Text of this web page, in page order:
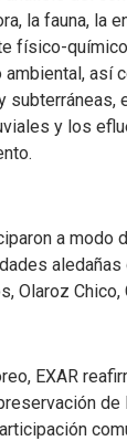
la fauna, la
físico-
así
y los
a modo
aledañas
Olaroz Chico,
EXAR